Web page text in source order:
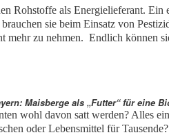
Rohstoffe als Energielieferant. Ein
sie beim Einsatz von
mehr zu nehmen. Endlich können
Maisberge als „Futter“ für eine
wohl davon satt werden? Alles
oder Lebensmittel für